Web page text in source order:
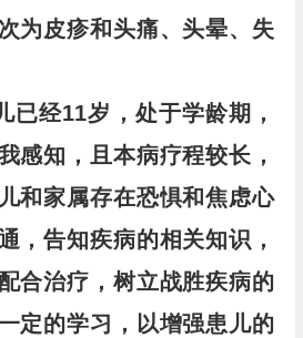
为皮疹和头痛、头晕、失
已经11岁，处于学龄期，
感知，且本病疗程较长，
和家属存在恐惧和焦虑心
，告知疾病的相关知识，
合治疗，树立战胜疾病的
定的学习，以增强患儿的